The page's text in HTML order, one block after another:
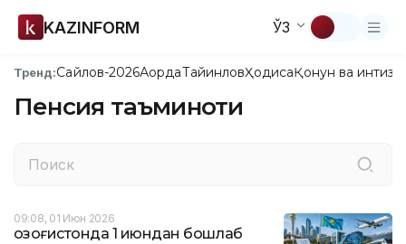
KAZINFORM ЎЗ
Тренд:Сайлов-2026АқордаТайинловҲодисаҚонун ва
Пенсия таъминоти
09:08, 01 Июн 2026
Қозоғистонда 1 июндан бошлаб